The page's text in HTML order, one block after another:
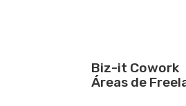
Biz-it Cowork
Áreas de